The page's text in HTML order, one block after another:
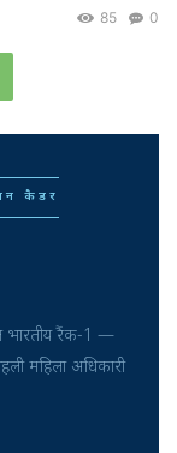
0
85
कैडर
भारतीय रैंक-1 —
महिला अधिकारी